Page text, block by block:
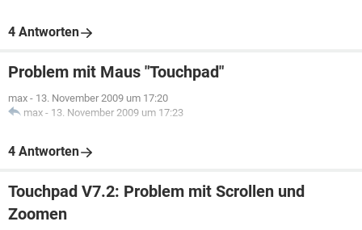
4 Antworten
Problem mit Maus "Touchpad"
max - 13. November 2009 um 17:20
max - 13. November 2009 um 17:23
4 Antworten
Touchpad V7.2: Problem mit Scrollen und
Zoomen